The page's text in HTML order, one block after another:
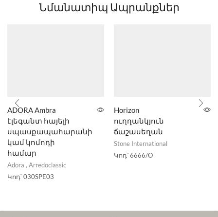
Նմանատիպ Ապրանքներ
ADORA Ambra
էլեգանտ հայելի
սպասքապահարանի
կամ կոմոդի
համար
Adora , Arredoclassic
Կոդ՝030SPE03
Horizon
ուղղանկյուն
ճաշասեղան
Stone International
Կոդ՝6666/O